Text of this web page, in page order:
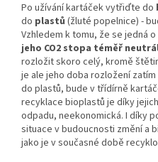
Po užívání kartáček vytřiďte do
do plastů (žluté popelnice) -
Vzhledem k tomu, že se jedná
jeho CO2 stopa téměř
rozložit skoro celý, kromě
je ale jeho doba rozložení
do plastů, bude v třídírně
recyklace bioplastů je díky
odpadu, neekonomická. I díky
situace v budoucnosti změní a
jako je v současné době